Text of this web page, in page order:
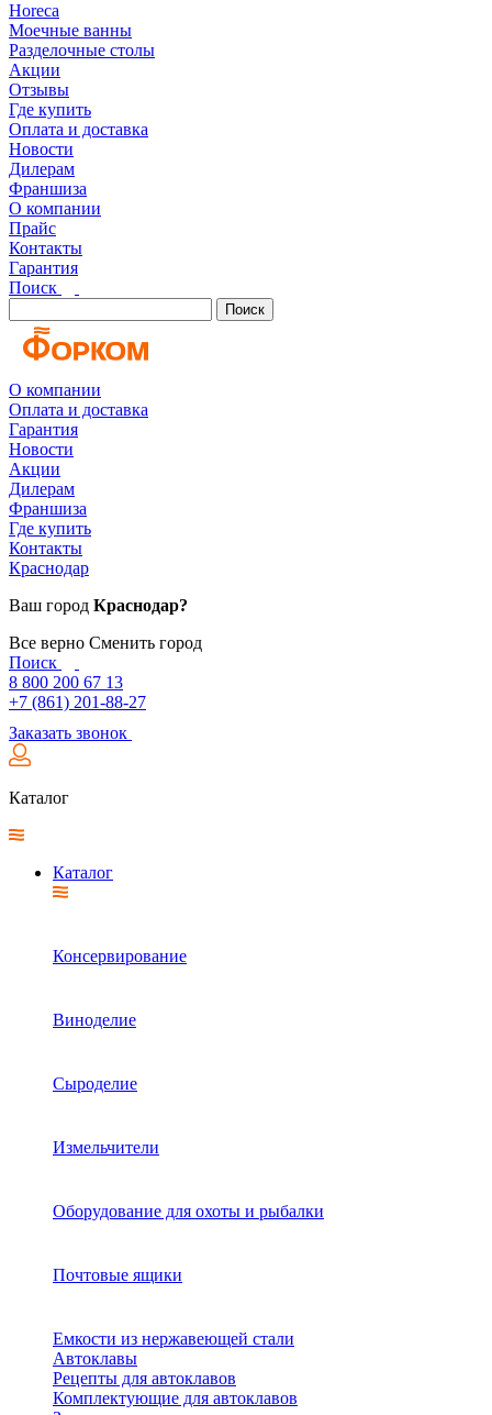
Horeca
Моечные ванны
Разделочные столы
Акции
Отзывы
Где купить
Оплата и доставка
Новости
Дилерам
Франшиза
О компании
Прайс
Контакты
Гарантия
Поиск
Поиск
О компании
Оплата и доставка
Гарантия
Новости
Акции
Дилерам
Франшиза
Где купить
Контакты
Краснодар
Ваш город Краснодар?
Все верно Сменить город
Поиск
8 800 200 67 13
+7 (861) 201-88-27
Заказать звонок
Каталог
Каталог
Консервирование
Виноделие
Сыроделие
Измельчители
Оборудование для охоты и рыбалки
Почтовые ящики
Емкости из нержавеющей стали
Автоклавы
Рецепты для автоклавов
Комплектующие для автоклавов